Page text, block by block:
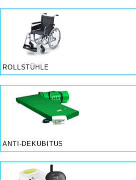
ROLLSTÜHLE
ANTI-DEKUBITUS